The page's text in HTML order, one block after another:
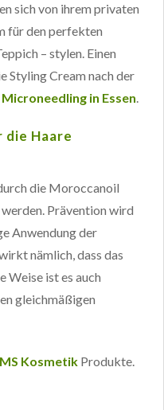
sich von ihrem privaten
für den perfekten
– stylen. Einen
Styling Cream nach der
Microneedling in Essen.
Haare
die Moroccanoil
Prävention wird
Anwendung der
nämlich, dass das
Weise ist es auch
gleichmäßigen
Kosmetik Produkte.